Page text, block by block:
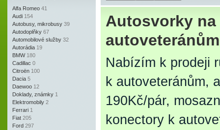
Alfa Romeo 41
Audi 154
Autobusy, mikrobusy 39
Autodoplňky 67
Automobilové služby 32
Autorádia 19
BMW 180
Cadillac 0
Citroën 100
Dacia 5
Daewoo 12
Doklady, známky 1
Elektromobily 2
Ferrari 1
Fiat 205
Ford 297
Autosvorky
Nabízím k prodeji
k autoveteránům,
190Kč/pár,
konectory k